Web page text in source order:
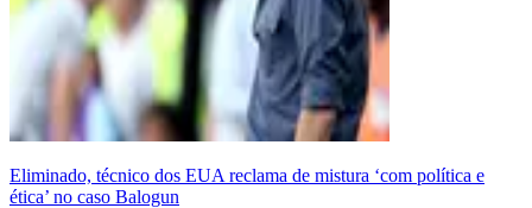
Eliminado, técnico dos EUA reclama de mistura ‘com política e
ética’ no caso Balogun